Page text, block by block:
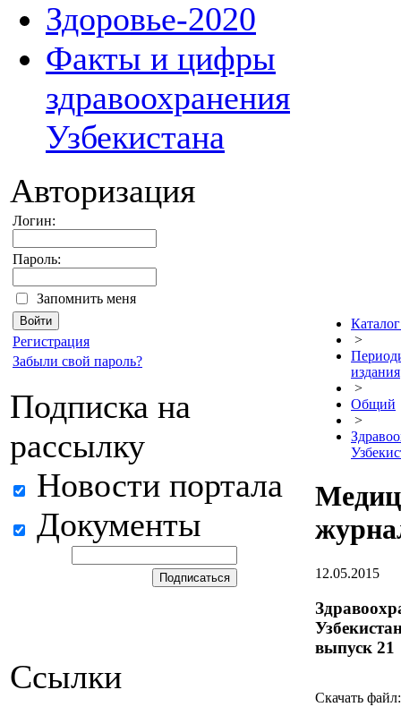
Здоровье-2020
Факты и цифры
здравоохранения
Узбекистана
Авторизация
Логин:
Пароль:
Запомнить меня
Регистрация
Забыли свой пароль?
Подписка на
рассылку
Новости портала
Документы
Ссылки
>
издания
>
Общий
>
12.05.2015
выпуск 21
Скачать